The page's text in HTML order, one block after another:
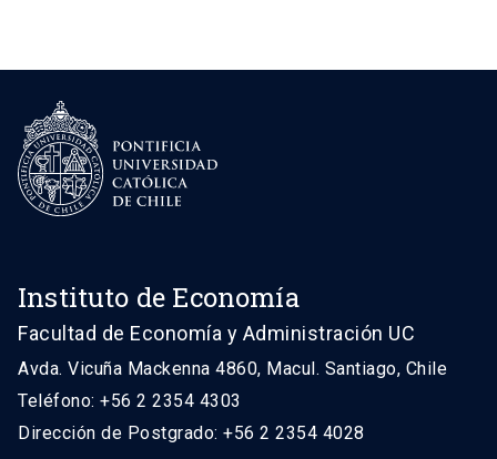
Instituto de Economía
Facultad de Economía y Administración UC
Avda. Vicuña Mackenna 4860, Macul. Santiago, Chile
Teléfono: +56 2 2354 4303
Dirección de Postgrado: +56 2 2354 4028